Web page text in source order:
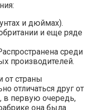
и дюймах).
и еще ряде
среди
производителей.
от страны
отличаться друг от
в первую очередь,
она была